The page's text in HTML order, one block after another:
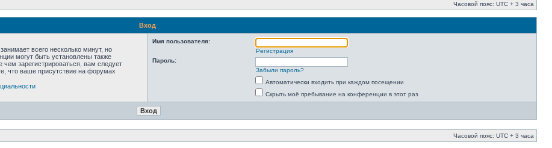
Часовой пояс: UTC + 3 часа
Вход
всего несколько минут, но
могут быть установлены также
чем зарегистрироваться, вам следует
что ваше присутствие на форумах
Имя пользователя:
Регистрация
Пароль:
Забыли пароль?
Автоматически входить при каждом посещении
Скрыть моё пребывание на конференции в этот раз
Часовой пояс: UTC + 3 часа